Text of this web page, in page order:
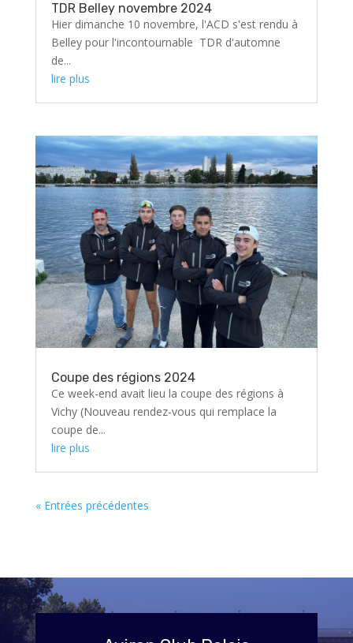
TDR Belley novembre 2024
Hier dimanche 10 novembre, l'ACD s'est rendu à
Belley pour l'incontournable TDR d'automne
de...
lire plus
Coupe des régions 2024
Ce week-end avait lieu la coupe des régions à
Vichy (Nouveau rendez-vous qui remplace la
coupe de...
lire plus
« Entrées précédentes